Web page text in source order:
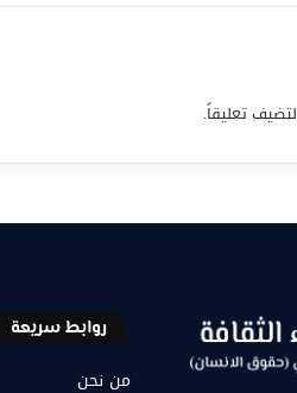
لتضيف تعليقاً.
روابط سريعة
من نحن